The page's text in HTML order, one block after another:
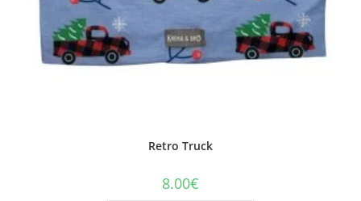
Retro Truck
8.00€